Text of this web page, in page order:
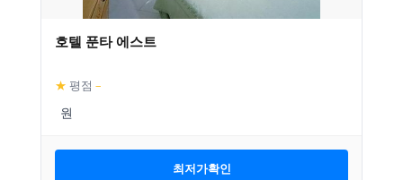
호텔 푼타 에스트
★ 평점 –
최저가확인